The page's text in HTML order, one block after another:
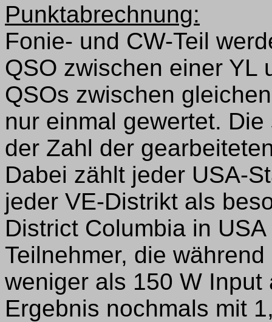
Punktabrechnung:
Fonie- und CW-Teil
QSO zwischen einer YL
QSOs zwischen
nur einmal gewertet.
der Zahl der
Dabei zählt jeder USA-
jeder VE-Distrikt als
District Columbia in
Teilnehmer, die
weniger als 150 W
Ergebnis nochmals mit